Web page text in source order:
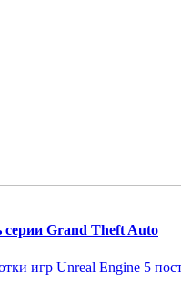
серии Grand Theft Auto